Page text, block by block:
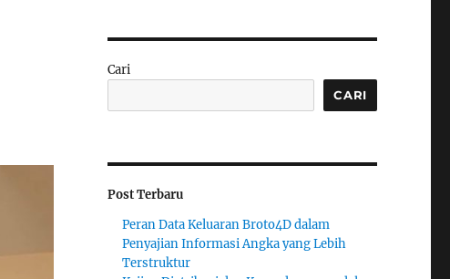
Cari
CARI
Post Terbaru
Peran Data Keluaran Broto4D dalam
Penyajian Informasi Angka yang Lebih
Terstruktur